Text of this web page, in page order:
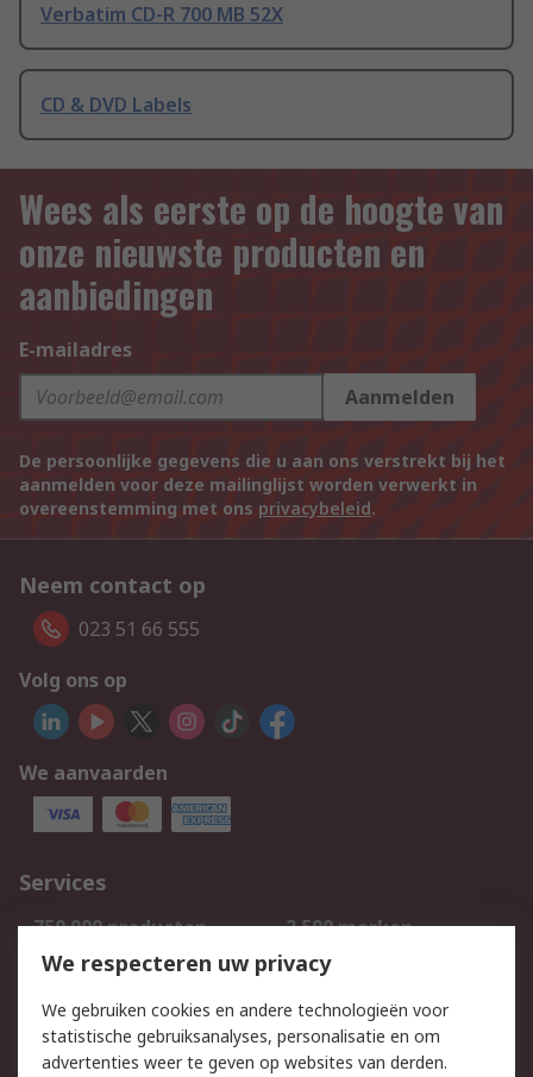
Verbatim CD-R 700 MB 52X
CD & DVD Labels
Wees als eerste op de hoogte van
onze nieuwste producten en
aanbiedingen
E-mailadres
Aanmelden
De persoonlijke gegevens die u aan ons verstrekt bij het
aanmelden voor deze mailinglijst worden verwerkt in
overeenstemming met ons privacybeleid.
Neem contact op
023 51 66 555
Volg ons op
We aanvaarden
Services
750.000 producten
2.500 merken
Bestellen
Inkoopoplossingen
Track & Trace
We respecteren uw privacy
We gebruiken cookies en andere technologieën voor
statistische gebruiksanalyses, personalisatie en om
advertenties weer te geven op websites van derden.